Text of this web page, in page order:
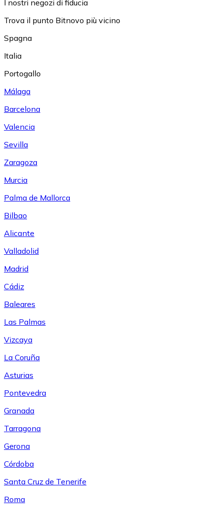
I nostri negozi di fiducia
Trova il punto Bitnovo più vicino
Spagna
Italia
Portogallo
Málaga
Barcelona
Valencia
Sevilla
Zaragoza
Murcia
Palma de Mallorca
Bilbao
Alicante
Valladolid
Madrid
Cádiz
Baleares
Las Palmas
Vizcaya
La Coruña
Asturias
Pontevedra
Granada
Tarragona
Gerona
Córdoba
Santa Cruz de Tenerife
Roma